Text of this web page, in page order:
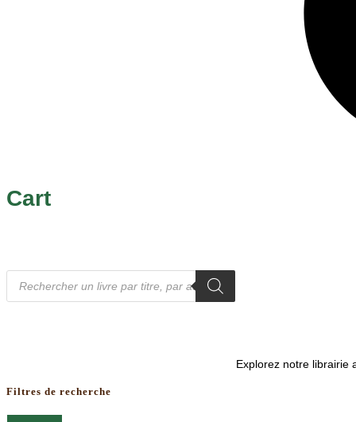
Cart
Recherche
Explorez notre librairie
Filtres de recherche